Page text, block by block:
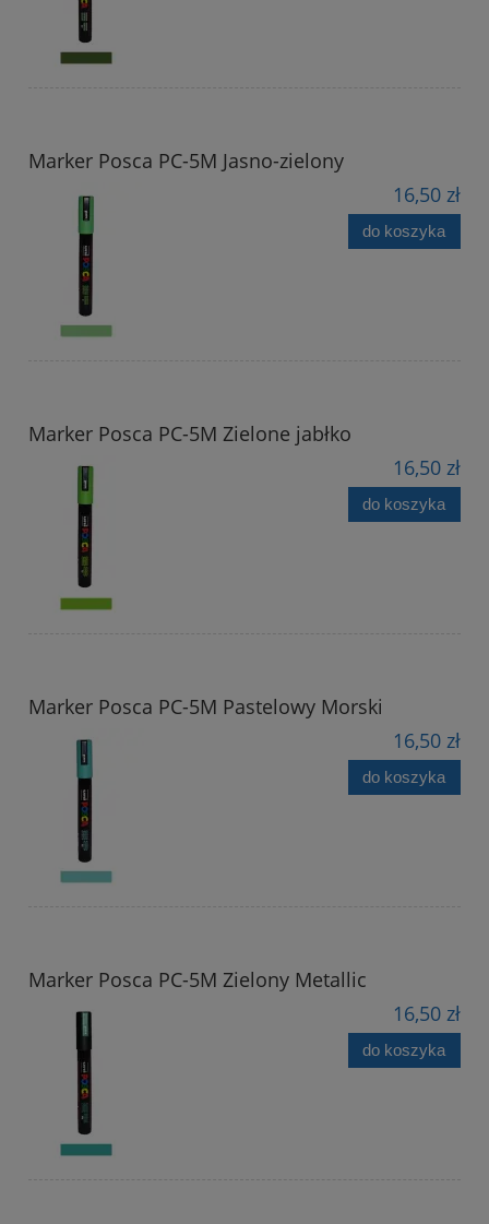
Marker Posca PC-5M Jasno-zielony
16,50 zł
do koszyka
Marker Posca PC-5M Zielone jabłko
16,50 zł
do koszyka
Marker Posca PC-5M Pastelowy Morski
16,50 zł
do koszyka
Marker Posca PC-5M Zielony Metallic
16,50 zł
do koszyka